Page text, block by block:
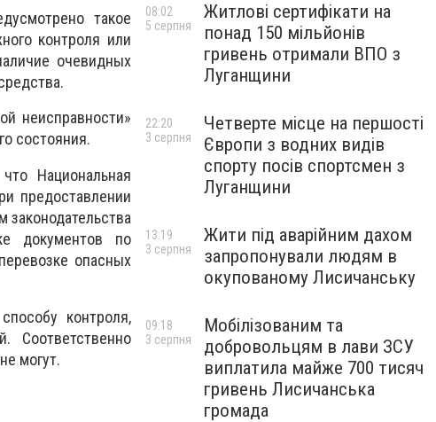
такое
контроля или
очевидных
неисправности»
состояния.
Национальная
предоставлении
законодательства
документов по
опасных
контроля,
Соответственно
могут.
Житлові сертифікати на
понад 150 мільйонів
гривень отримали ВПО з
Луганщини
08:02
5 серпня
Четверте місце на першості
Європи з водних видів
спорту посів спортсмен з
Луганщини
22:20
3 серпня
Жити під аварійним дахом
запропонували людям в
окупованому Лисичанську
13:19
3 серпня
Мобілізованим та
добровольцям в лави ЗСУ
виплатила майже 700 тисяч
гривень Лисичанська
громада
09:18
3 серпня